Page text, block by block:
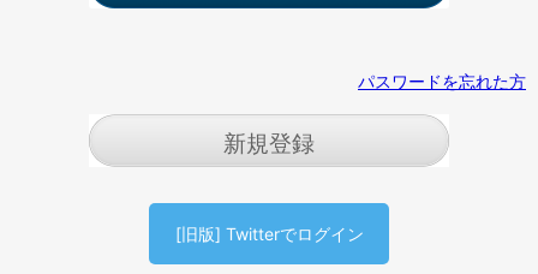
パスワードを忘れた方
新規登録
[旧版] Twitterでログイン